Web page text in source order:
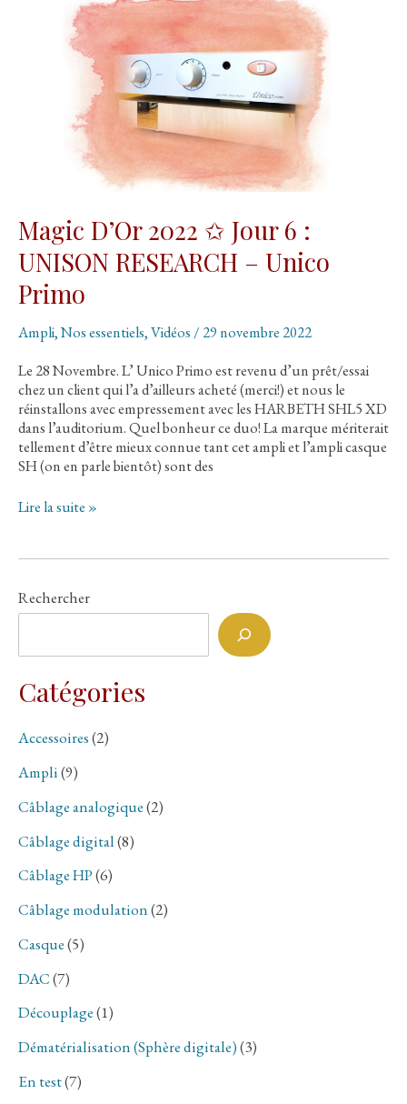
rendement
Magic D’Or 2022 ✩ Jour 6 :
UNISON RESEARCH – Unico
Primo
Ampli,Nos essentiels,Vidéos / 29 novembre 2022
Le 28 Novembre. L’ Unico Primo est revenu d’un prêt/essai
chez un client qui l’a d’ailleurs acheté (merci!) et nous le
réinstallons avec empressement avec les HARBETH SHL5 XD
dans l’auditorium. Quel bonheur ce duo! La marque mériterait
tellement d’être mieux connue tant cet ampli et l’ampli casque
SH (on en parle bientôt) sont des
Magic
✩
6
:
RESEARCH
Unico
Lire la suite »
Rechercher
Catégories
Accessoires(2)
Ampli(9)
Câblage analogique(2)
Câblage digital(8)
Câblage HP(6)
Câblage modulation(2)
Casque(5)
DAC(7)
Découplage(1)
Dématérialisation (Sphère digitale)(3)
En test(7)